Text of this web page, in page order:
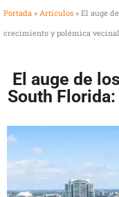
Portada » Artículos » El auge
crecimiento y polémica vecinal
El auge de
South